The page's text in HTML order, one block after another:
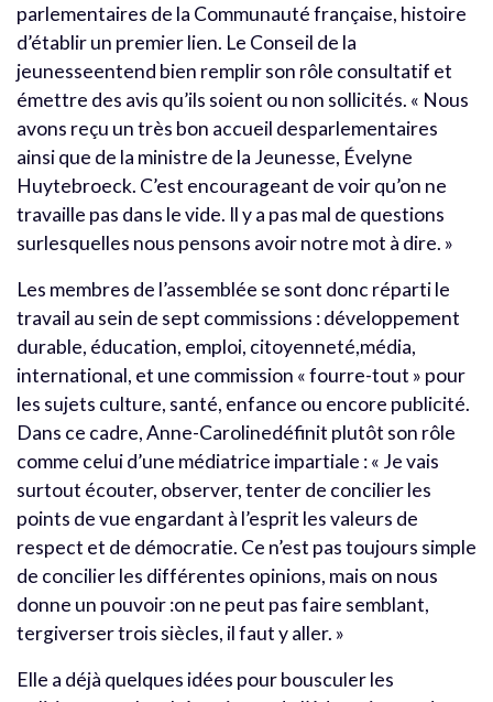
parlementaires de la Communauté française, histoire
d’établir un premier lien. Le Conseil de la
jeunesseentend bien remplir son rôle consultatif et
émettre des avis qu’ils soient ou non sollicités. « Nous
avons reçu un très bon accueil desparlementaires
ainsi que de la ministre de la Jeunesse, Évelyne
Huytebroeck. C’est encourageant de voir qu’on ne
travaille pas dans le vide. Il y a pas mal de questions
surlesquelles nous pensons avoir notre mot à dire. »
Les membres de l’assemblée se sont donc réparti le
travail au sein de sept commissions : développement
durable, éducation, emploi, citoyenneté,média,
international, et une commission « fourre-tout » pour
les sujets culture, santé, enfance ou encore publicité.
Dans ce cadre, Anne-Carolinedéfinit plutôt son rôle
comme celui d’une médiatrice impartiale : « Je vais
surtout écouter, observer, tenter de concilier les
points de vue engardant à l’esprit les valeurs de
respect et de démocratie. Ce n’est pas toujours simple
de concilier les différentes opinions, mais on nous
donne un pouvoir :on ne peut pas faire semblant,
tergiverser trois siècles, il faut y aller. »
Elle a déjà quelques idées pour bousculer les